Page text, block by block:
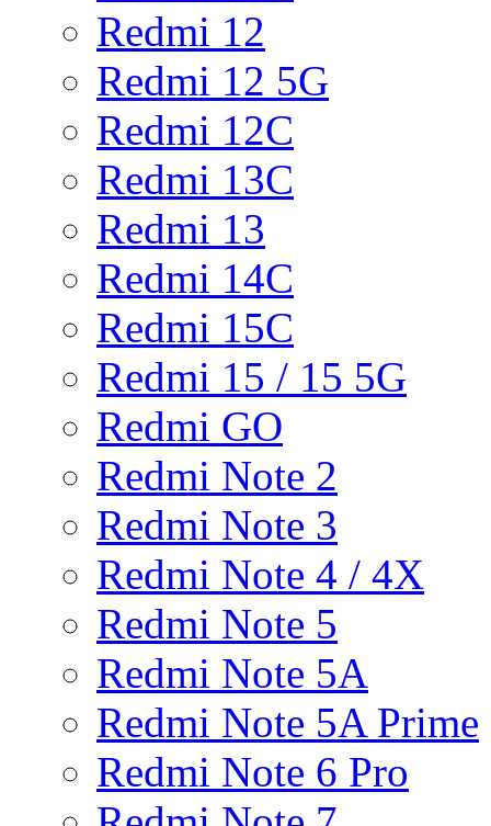
Redmi 12
Redmi 12 5G
Redmi 12C
Redmi 13C
Redmi 13
Redmi 14C
Redmi 15C
Redmi 15 / 15 5G
Redmi GO
Redmi Note 2
Redmi Note 3
Redmi Note 4 / 4X
Redmi Note 5
Redmi Note 5A
Redmi Note 5A Prime
Redmi Note 6 Pro